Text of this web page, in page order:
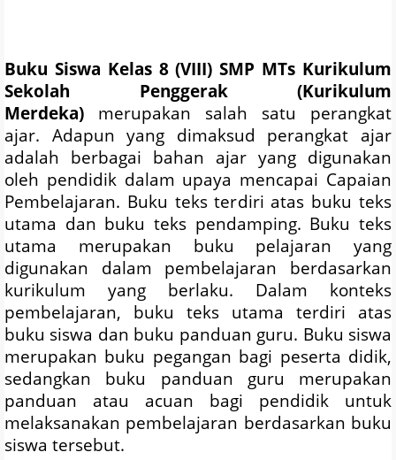
Buku Siswa Kelas 8 (VIII) SMP MTs Kurikulum
Sekolah Penggerak (Kurikulum
Merdeka)
merupakan salah satu perangkat
ajar. Adapun yang dimaksud perangkat ajar
adalah berbagai bahan ajar yang digunakan
oleh pendidik dalam upaya mencapai Capaian
Pembelajaran. Buku teks terdiri atas buku teks
utama dan buku teks pendamping. Buku teks
utama merupakan buku pelajaran yang
digunakan dalam pembelajaran berdasarkan
kurikulum yang berlaku. Dalam konteks
pembelajaran, buku teks utama terdiri atas
buku siswa dan buku panduan guru. Buku siswa
merupakan buku pegangan bagi peserta didik,
sedangkan buku panduan guru merupakan
panduan atau acuan bagi pendidik untuk
melaksanakan pembelajaran berdasarkan buku
siswa tersebut.